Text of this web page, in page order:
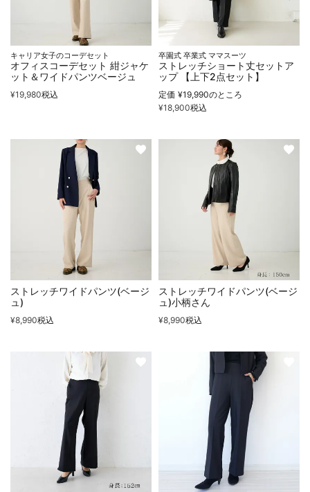
キャリア女子のコーデセット
オフィスコーデセット 紺ジャケ
ット＆ワイドパンツベージュ
¥19,980税込
卒園式 卒業式 ママスーツ
ストレッチショート丈セットア
ップ 【上下2点セット】
定価 ¥19,990のところ
¥18,900税込
ストレッチワイドパンツ(ベージ
ュ)
¥8,990税込
ストレッチワイドパンツ(ベージ
ュ)小柄さん
¥8,990税込